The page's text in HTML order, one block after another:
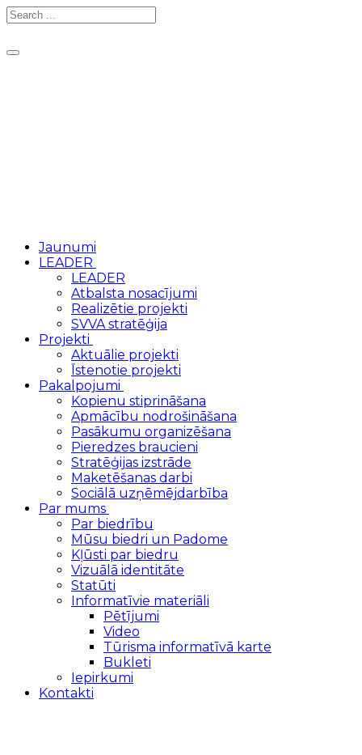
Toggle
Jaunumi
LEADER
LEADER
Atbalsta nosacījumi
Realizētie projekti
SVVA stratēģija
Projekti
Aktuālie projekti
Īstenotie projekti
Pakalpojumi
Kopienu stiprināšana
Apmācību nodrošināšana
Pasākumu organizēšana
Pieredzes braucieni
Stratēģijas izstrāde
Maketēšanas darbi
Sociālā uzņēmējdarbība
Par mums
Par biedrību
Mūsu biedri un Padome
Kļūsti par biedru
Vizuālā identitāte
Statūti
Informatīvie materiāli
Pētījumi
Video
Tūrisma informatīvā karte
Bukleti
Iepirkumi
Kontakti